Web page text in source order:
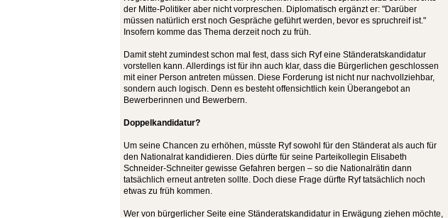
der Mitte-Politiker aber nicht vorpreschen. Diplomatisch ergänzt er: "Darüber
müssen natürlich erst noch Gespräche geführt werden, bevor es spruchreif ist."
Insofern komme das Thema derzeit noch zu früh.
Damit steht zumindest schon mal fest, dass sich Ryf eine Ständeratskandidatur
vorstellen kann. Allerdings ist für ihn auch klar, dass die Bürgerlichen geschlossen
mit einer Person antreten müssen. Diese Forderung ist nicht nur nachvollziehbar,
sondern auch logisch. Denn es besteht offensichtlich kein Überangebot an
Bewerberinnen und Bewerbern.
Doppelkandidatur?
Um seine Chancen zu erhöhen, müsste Ryf sowohl für den Ständerat als auch für
den Nationalrat kandidieren. Dies dürfte für seine Parteikollegin Elisabeth
Schneider-Schneiter gewisse Gefahren bergen – so die Nationalrätin dann
tatsächlich erneut antreten sollte. Doch diese Frage dürfte Ryf tatsächlich noch
etwas zu früh kommen.
Wer von bürgerlicher Seite eine Ständeratskandidatur in Erwägung ziehen möchte,